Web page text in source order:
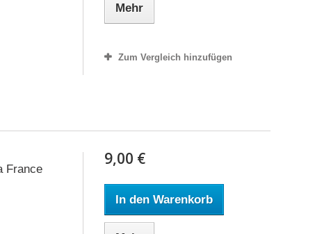
Mehr
Zum Vergleich hinzufügen
France
9,00 €
In den Warenkorb